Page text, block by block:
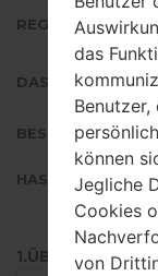
REGION
DAS LAND
BESCHREIBUNG
HASH
1.ÜBERPRÜFEN
das
können
Jegliche
Cookies
von